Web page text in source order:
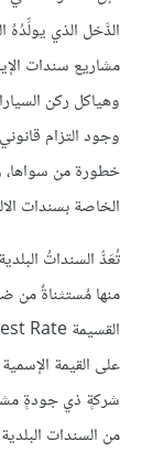
الدَّخل الذي يولِّدُهُ
مشاريع سندات
وهياكل ركن
وجود التزام
خطورة من سواها،
الخاصة بسندات
تُعَدُّ السنداتُ
منها مُستثناةٌ من
على القيمة
شركةٍ ذي جودةٍ
من السندات